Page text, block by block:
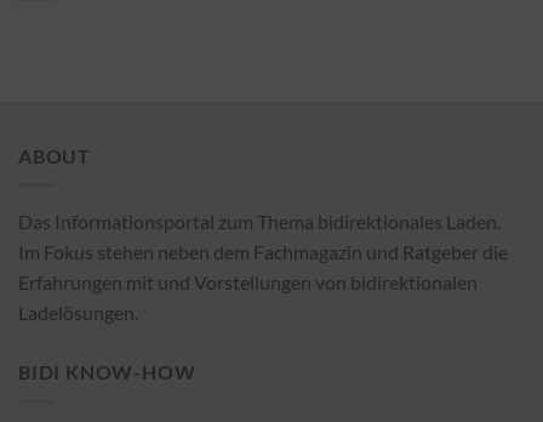
ABOUT
Das Informationsportal zum Thema bidirektionales Laden.
Im Fokus stehen neben dem Fachmagazin und Ratgeber die
Erfahrungen mit und Vorstellungen von bidirektionalen
Ladelösungen.
BIDI KNOW-HOW